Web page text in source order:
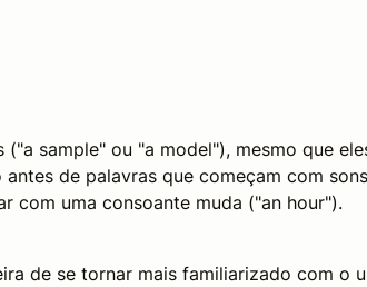
sample" ou "a model"), mesmo que
de palavras que começam com sons
com uma consoante muda ("an hour").
de se tornar mais familiarizado com o